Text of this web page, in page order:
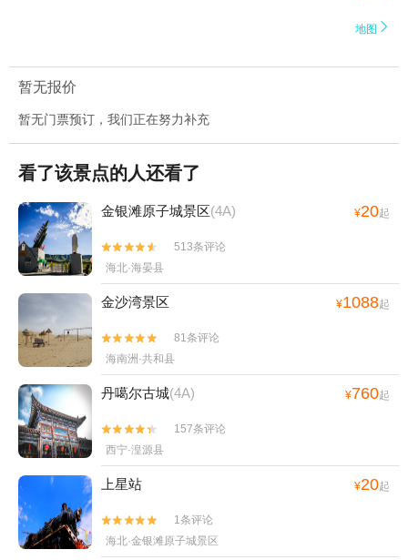
地图 
暂无报价
暂无门票预订，我们正在努力补充
看了该景点的人还看了
金银滩原子城景区(4A) ¥20起


513条评论
海北·海晏县
金沙湾景区 ¥1088起


81条评论
海南洲·共和县
丹噶尔古城(4A) ¥760起


157条评论
西宁·湟源县
上星站 ¥20起


1条评论
海北·金银滩原子城景区